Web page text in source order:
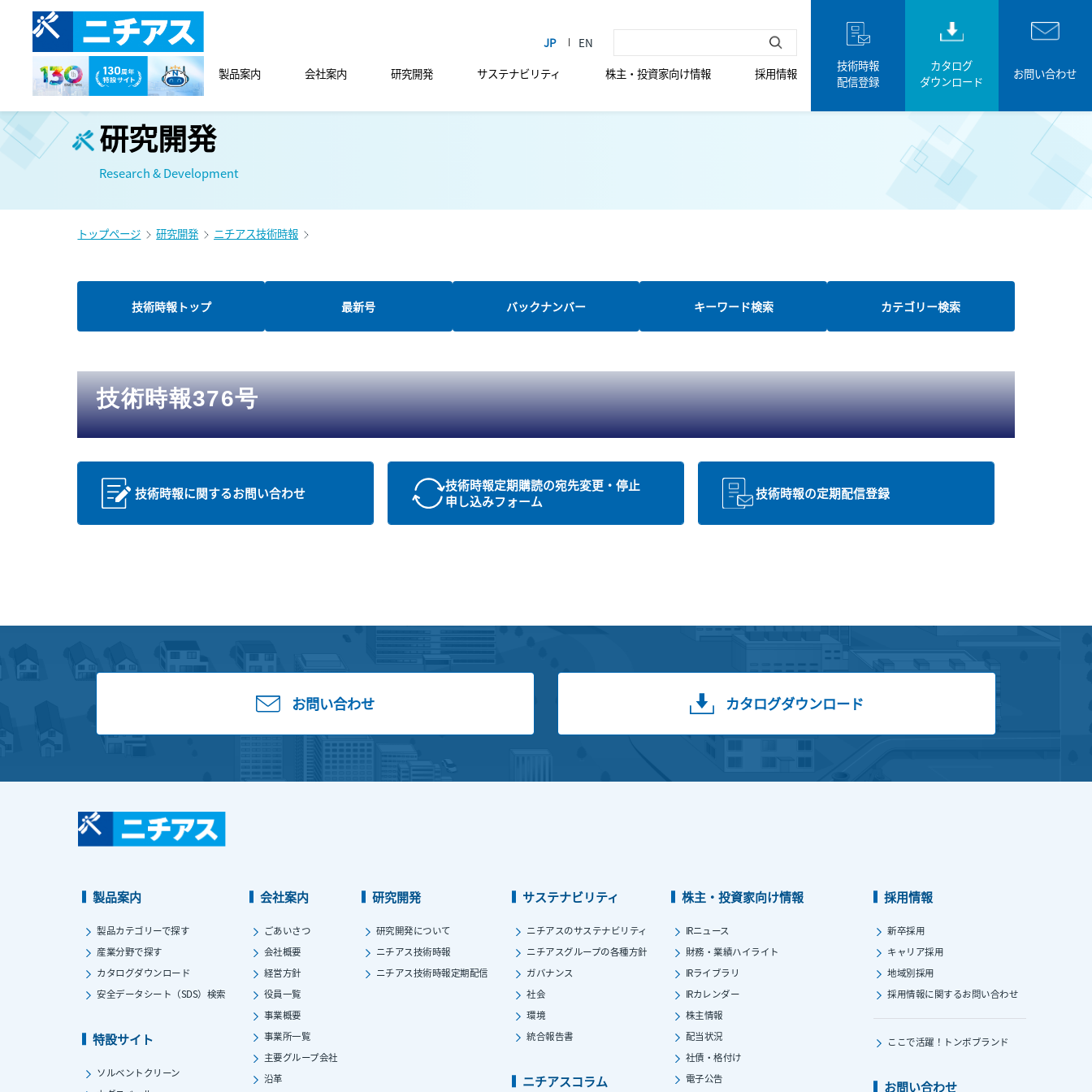
製品案内 会社案内 研究開発 サステナビリティ 株主・投資家向け情報 採用情報
技術時報
配信登録
カタログ
ダウンロード
お問い合わせ
研究開発
Research & Development
トップページ 研究開発 ニチアス技術時報
技術時報トップ 最新号 バックナンバー キーワード検索 カテゴリー検索
技術時報376号
技術時報に関するお問い合わせ
技術時報定期購読の宛先変更・停止
申し込みフォーム
技術時報の定期配信登録
お問い合わせ カタログダウンロード
製品案内
製品カテゴリーで探す
産業分野で探す
カタログダウンロード
安全データシート（SDS）検索
特設サイト
ソルベントクリーン
会社案内
ごあいさつ
会社概要
経営方針
役員一覧
事業概要
事業所一覧
主要グループ会社
沿革
研究開発
研究開発について
ニチアス技術時報
ニチアス技術時報定期配信
サステナビリティ
ニチアスのサステナビリティ
ニチアスグループの各種方針
ガバナンス
社会
環境
統合報告書
ニチアスコラム
株主・投資家向け情報
IRニュース
財務・業績ハイライト
IRライブラリ
IRカレンダー
株主情報
配当状況
社債・格付け
電子公告
採用情報
新卒採用
キャリア採用
地域別採用
採用情報に関するお問い合わせ
ここで活躍！ トンボブランド
お問い合わせ